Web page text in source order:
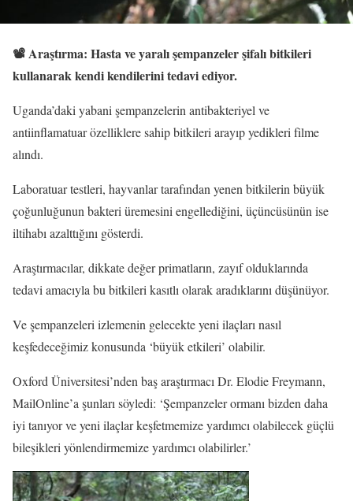
📽️ Araştırma: Hasta ve yaralı şempanzeler şifalı bitkileri
kullanarak kendi kendilerini tedavi ediyor.
Uganda’daki yabani şempanzelerin antibakteriyel ve
antiinflamatuar özelliklere sahip bitkileri arayıp yedikleri filme
alındı.
Laboratuar testleri, hayvanlar tarafından yenen bitkilerin büyük
çoğunluğunun bakteri üremesini engellediğini, üçüncüsünün ise
iltihabı azalttığını gösterdi.
Araştırmacılar, dikkate değer primatların, zayıf olduklarında
tedavi amacıyla bu bitkileri kasıtlı olarak aradıklarını düşünüyor.
Ve şempanzeleri izlemenin gelecekte yeni ilaçları nasıl
keşfedeceğimiz konusunda ‘büyük etkileri’ olabilir.
Oxford Üniversitesi’nden baş araştırmacı Dr. Elodie Freymann,
MailOnline’a şunları söyledi: ‘Şempanzeler ormanı bizden daha
iyi tanıyor ve yeni ilaçlar keşfetmemize yardımcı olabilecek güçlü
bileşikleri yönlendirmemize yardımcı olabilirler.’